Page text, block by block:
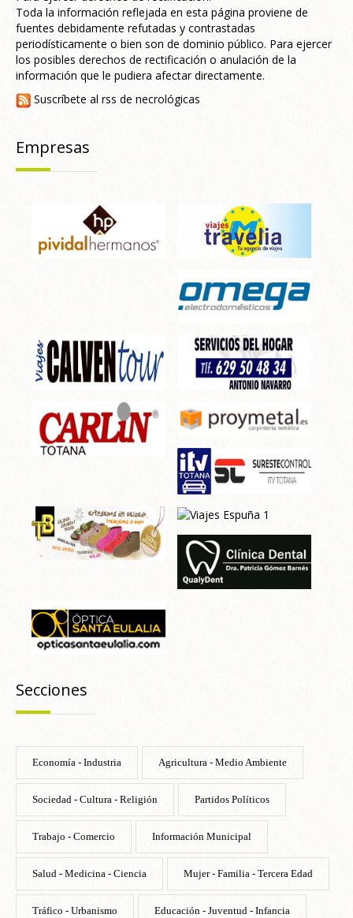
Toda la información reflejada en esta página proviene de
fuentes debidamente refutadas y contrastadas
periodísticamente o bien son de dominio público. Para ejercer
los posibles derechos de rectificación o anulación de la
información que le pudiera afectar directamente.
Suscríbete al rss de necrológicas
Empresas
Secciones
Economía - Industria Agricultura - Medio Ambiente
Sociedad - Cultura - Religión Partidos Políticos
Trabajo - Comercio Información Municipal
Salud - Medicina - Ciencia Mujer - Familia - Tercera Edad
Tráfico - Urbanismo Educación - Juventud - Infancia